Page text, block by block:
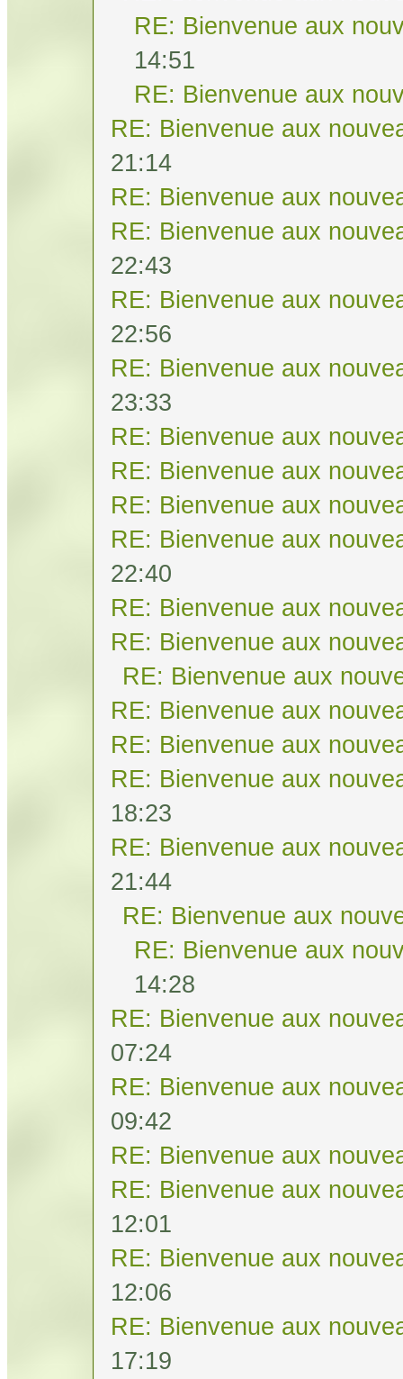
RE: Bienvenue aux
14:51
RE: Bienvenue aux
RE: Bienvenue aux
21:14
RE: Bienvenue aux
RE: Bienvenue aux
22:43
RE: Bienvenue aux
22:56
RE: Bienvenue aux
23:33
RE: Bienvenue aux
RE: Bienvenue aux
RE: Bienvenue aux
RE: Bienvenue aux
22:40
RE: Bienvenue aux
RE: Bienvenue aux
RE: Bienvenue aux
RE: Bienvenue aux
RE: Bienvenue aux
RE: Bienvenue aux
18:23
RE: Bienvenue aux
21:44
RE: Bienvenue aux
RE: Bienvenue aux
14:28
RE: Bienvenue aux
07:24
RE: Bienvenue aux
09:42
RE: Bienvenue aux
RE: Bienvenue aux
12:01
RE: Bienvenue aux
12:06
RE: Bienvenue aux
17:19